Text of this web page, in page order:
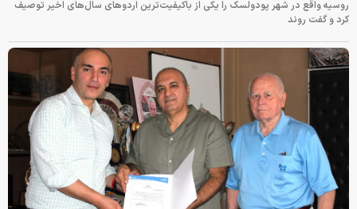
روسیه واقع در شهر پودولسک را یکی از باکیفیت‌ترین اردوهای سال‌های اخیر توصیف
کرد و گفت روند